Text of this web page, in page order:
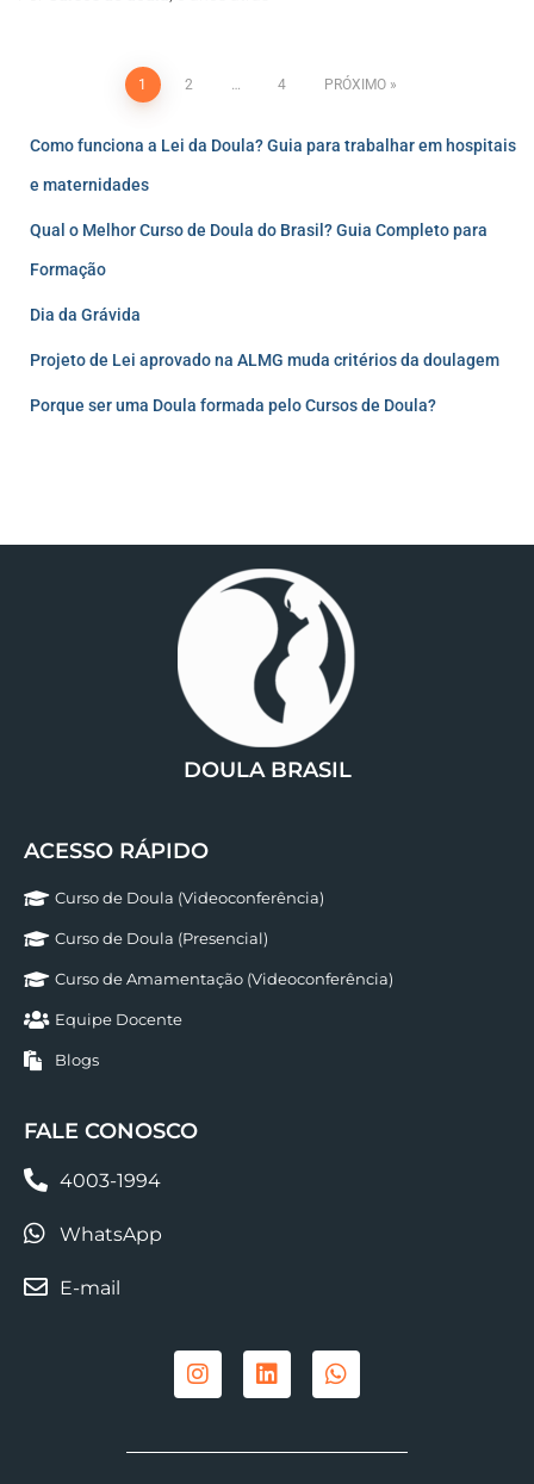
1 2 4 PRÓXIMO
Como funciona a Lei da Doula? Guia para trabalhar em hospitais
e maternidades
Qual o Melhor Curso de Doula do Brasil? Guia Completo para
Formação
Dia da Grávida
Projeto de Lei aprovado na ALMG muda critérios da doulagem
Porque ser uma Doula formada pelo Cursos de Doula?
DOULA BRASIL
ACESSO RÁPIDO
Curso de Doula (Videoconferência)
Curso de Doula (Presencial)
Curso de Amamentação (Videoconferência)
Equipe Docente
Blogs
FALE CONOSCO
4003-1994
WhatsApp
E-mail